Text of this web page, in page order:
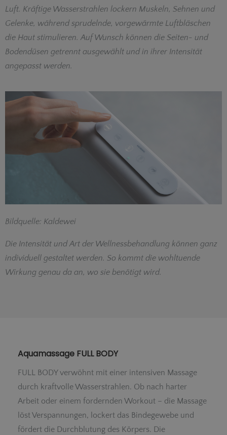
Luft. Kräftige Wasserstrahlen lockern Muskeln, Sehnen und
Gelenke, während sprudelnde, vorgewärmte Luftbläschen
die Haut stimulieren. Auf Wunsch können die Seiten- und
Bodendüsen getrennt ausgewählt und in ihrer Intensität
angepasst werden.
Bildquelle: Kaldewei
Die Intensität und Art der Wellnessbehandlung können ganz
individuell gestaltet werden. So kommt die wohltuende
Wirkung genau da an, wo sie benötigt wird.
Aquamassage FULL BODY
FULL BODY verwöhnt mit einer intensiven Massage
durch kraftvolle Wasserstrahlen. Ob nach harter
Arbeit oder einem fordernden Workout – die Massage
löst Verspannungen, lockert das Bindegewebe und
fördert die Durchblutung des Körpers. Die